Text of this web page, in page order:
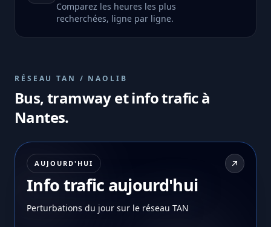
Comparez les heures les plus
recherchées, ligne par ligne.
RÉSEAU TAN / NAOLIB
Bus, tramway et info trafic à
Nantes.
AUJOURD'HUI
Info trafic aujourd'hui
Perturbations du jour sur le réseau TAN